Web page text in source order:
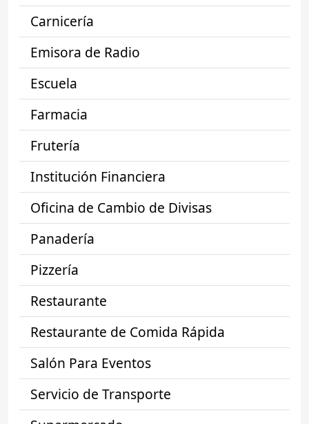
Carnicería
Emisora de Radio
Escuela
Farmacia
Frutería
Institución Financiera
Oficina de Cambio de Divisas
Panadería
Pizzería
Restaurante
Restaurante de Comida Rápida
Salón Para Eventos
Servicio de Transporte